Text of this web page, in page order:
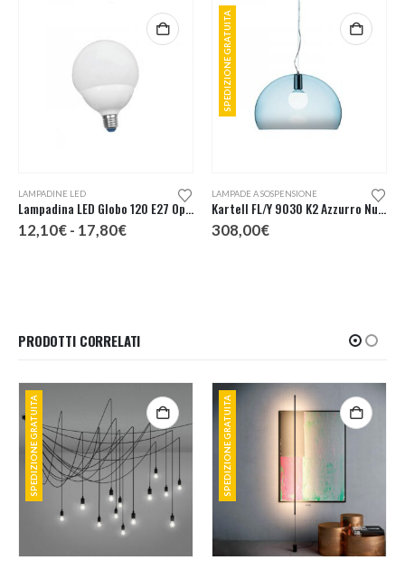
LAMPADINE LED
Lampadina LED Globo 120 E27 Opale
12,10€ - 17,80€Fascia
SPEDIZIONE GRATUITA
LAMPADE A SOSPENSIONE
Kartell FL/Y 9030 K2 Azzurro Nuvola Lampada Sospensione
308,00€
PRODOTTI CORRELATI
SPEDIZIONE GRATUITA SPEDIZIONE GRATUITA